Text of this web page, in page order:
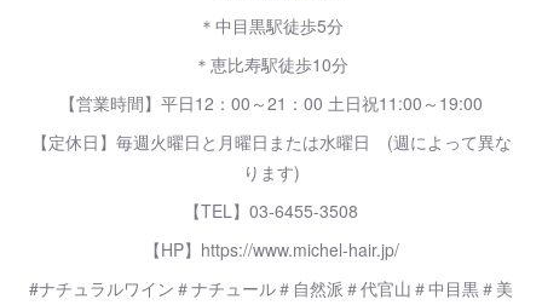
＊中目黒駅徒歩5分
＊恵比寿駅徒歩10分
【営業時間】平日12：00～21：00 土日祝11:00～19:00
【定休日】毎週火曜日と月曜日または水曜日 (週によって異な
ります)
【TEL】03-6455-3508
【HP】https://www.michel-hair.jp/
#ナチュラルワイン＃ナチュール＃自然派＃代官山＃中目黒＃美